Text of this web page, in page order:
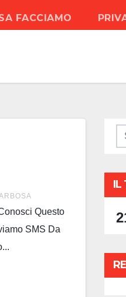
FACCIAMO
Questo
SMS Da
IL